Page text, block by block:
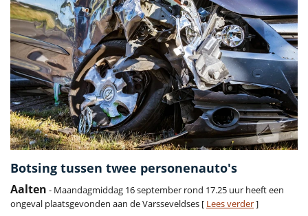
Botsing tussen twee personenauto's
Aalten - Maandagmiddag 16 september rond 17.25 uur heeft een
ongeval plaatsgevonden aan de Varsseveldses [ Lees verder]